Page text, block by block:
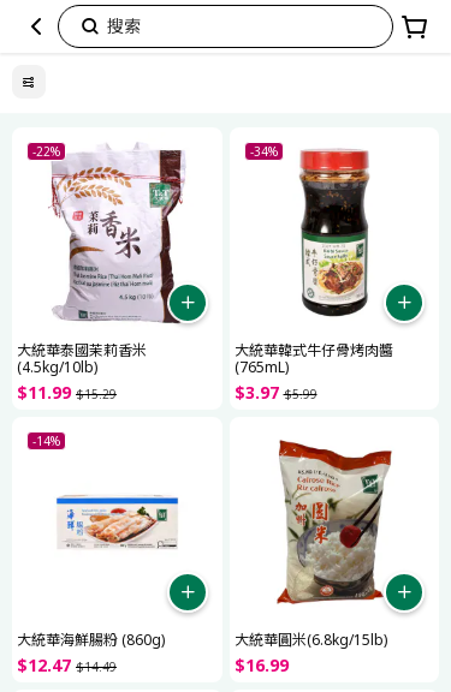
搜索
日
好 -22%
大統華泰國茉莉香米
(4.5kg/10lb)
$11.99 $15.29
-34%
大統華韓式牛仔骨烤肉醬
(765mL)
$3.97 $5.99
-14%
大統華海鮮腸粉 (860g)
$12.47 $14.49
大統華圓米(6.8kg/15lb)
$16.99